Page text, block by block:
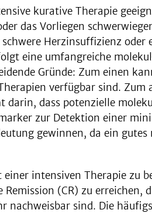
kurative Therapie
das Vorliegen
Herzinsuffizienz oder
eine umfangreiche
Gründe: Zum einen
verfügbar sind. Zum
dass potenzielle
zur Detektion einer
gewinnen, da ein
intensiven Therapie zu
(CR) zu erreichen,
nachweisbar sind. Die